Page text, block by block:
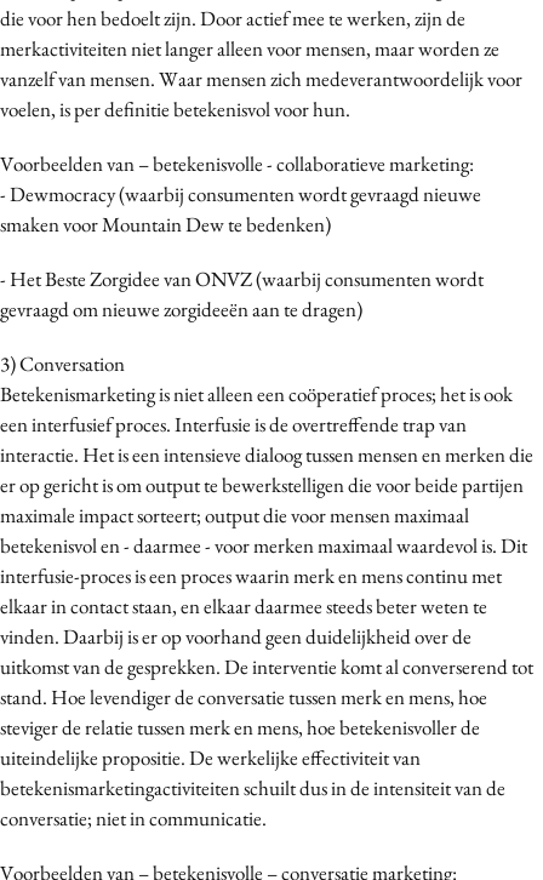
die voor hen bedoelt zijn. Door actief mee te werken, zijn de
merkactiviteiten niet langer alleen voor mensen, maar worden ze
vanzelf van mensen. Waar mensen zich medeverantwoordelijk voor
voelen, is per definitie betekenisvol voor hun.
Voorbeelden van – betekenisvolle - collaboratieve marketing:
- Dewmocracy (waarbij consumenten wordt gevraagd nieuwe
smaken voor Mountain Dew te bedenken)
- Het Beste Zorgidee van ONVZ (waarbij consumenten wordt
gevraagd om nieuwe zorgideeën aan te dragen)
3) Conversation
Betekenismarketing is niet alleen een coöperatief proces; het is ook
een interfusief proces. Interfusie is de overtreffende trap van
interactie. Het is een intensieve dialoog tussen mensen en merken die
er op gericht is om output te bewerkstelligen die voor beide partijen
maximale impact sorteert; output die voor mensen maximaal
betekenisvol en - daarmee - voor merken maximaal waardevol is. Dit
interfusie-proces is een proces waarin merk en mens continu met
elkaar in contact staan, en elkaar daarmee steeds beter weten te
vinden. Daarbij is er op voorhand geen duidelijkheid over de
uitkomst van de gesprekken. De interventie komt al converserend tot
stand. Hoe levendiger de conversatie tussen merk en mens, hoe
steviger de relatie tussen merk en mens, hoe betekenisvoller de
uiteindelijke propositie. De werkelijke effectiviteit van
betekenismarketingactiviteiten schuilt dus in de intensiteit van de
conversatie; niet in communicatie.
Voorbeelden van – betekenisvolle – conversatie marketing: